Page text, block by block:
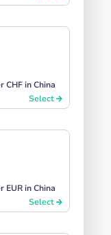
CHF in China
Select
EUR in China
Select